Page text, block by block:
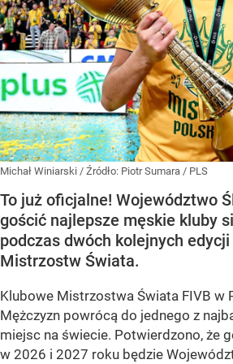
Michał Winiarski / Źródło: Piotr Sumara / PLS
To już oficjalne! Województwo
gościć najlepsze męskie kluby
podczas dwóch kolejnych
Mistrzostw Świata.
Klubowe Mistrzostwa Świata FIVB w
Mężczyzn powrócą do jednego z
miejsc na świecie. Potwierdzono, że
w 2026 i 2027 roku będzie